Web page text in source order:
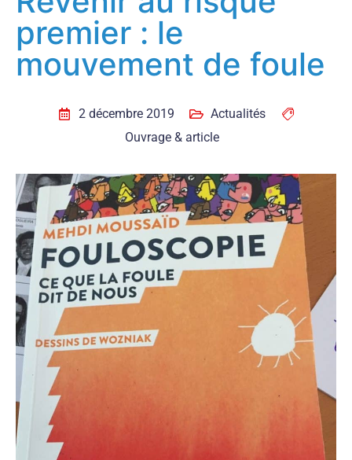
premier : le
mouvement de foule
2 décembre 2019
Actualités
Ouvrage & article